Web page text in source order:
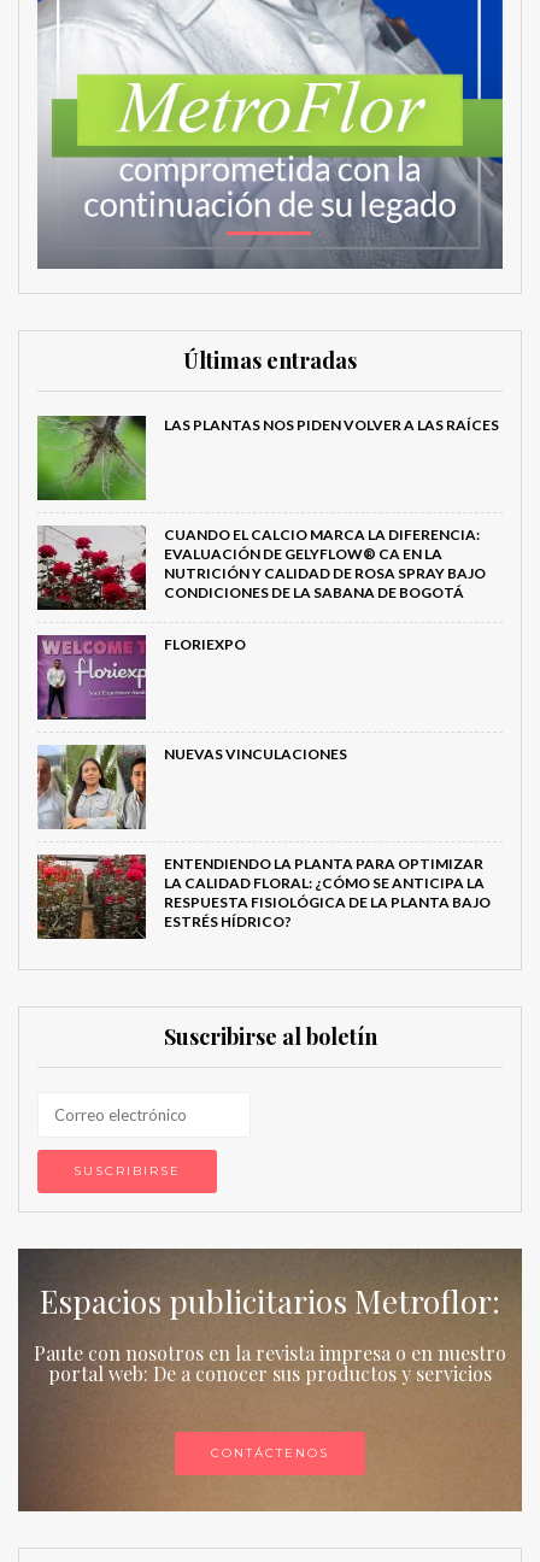
Últimas entradas
LAS PLANTAS NOS PIDEN VOLVER A LAS RAÍCES
CUANDO EL CALCIO MARCA LA DIFERENCIA:
EVALUACIÓN DE GELYFLOW® CA EN LA
NUTRICIÓN Y CALIDAD DE ROSA SPRAY BAJO
CONDICIONES DE LA SABANA DE BOGOTÁ
FLORIEXPO
NUEVAS VINCULACIONES
ENTENDIENDO LA PLANTA PARA OPTIMIZAR
LA CALIDAD FLORAL: ¿CÓMO SE ANTICIPA LA
RESPUESTA FISIOLÓGICA DE LA PLANTA BAJO
ESTRÉS HÍDRICO?
Suscribirse al boletín
Espacios publicitarios Metroflor:
Paute con nosotros en la revista impresa o en nuestro
portal web: De a conocer sus productos y servicios
CONTÁCTENOS